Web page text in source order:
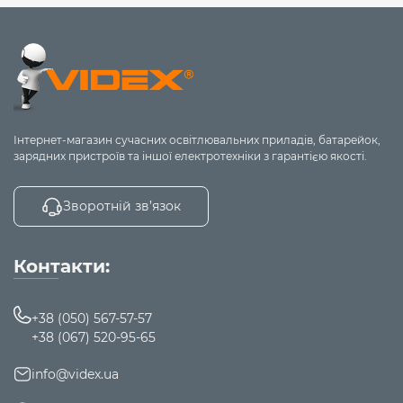
Ступінь захисту (IP)
Технічні характеристики, що
мають значення
Параметр Оптимальне значення
Енергоефективність
Колірна
температура
викину нафіг
Інтернет-магазин сучасних освітлювальних приладів, батарейок,
зарядних пристроїв та іншої електротехніки з гарантією якості.
Зворотній зв’язок
Контакти:
+38 (050) 567-57-57
+38 (067) 520-95-65
info@videx.ua